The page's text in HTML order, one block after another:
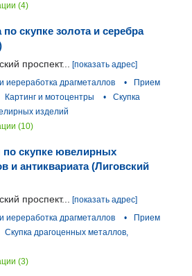
(4)
скупке золота и серебра
проспект... [показать адрес]
иереработка драгметаллов •
Прием
Картинг и мотоцентры •
Скупка
изделий
(10)
по скупке ювелирных
и антиквариата (Лиговский
проспект...
[показать адрес]
иереработка драгметаллов •
Прием
Скупка драгоценных металлов,
(3)